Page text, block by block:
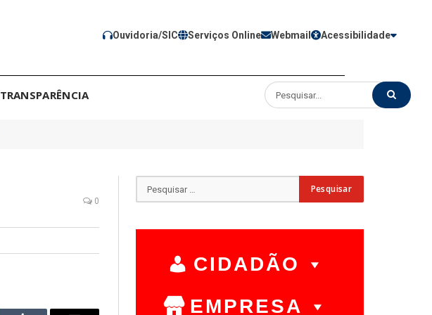
Ouvidoria/SIC Serviços Online Webmail Acessibilidade
TRANSPARÊNCIA
0
CIDADÃO
EMPRESA